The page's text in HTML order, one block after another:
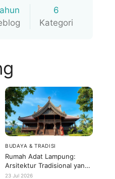
6
Kategori
BUDAYA & TRADISI
Rumah Adat Lampung:
Arsitektur Tradisional yang
Bikin Terpesona
23 Jul 2026